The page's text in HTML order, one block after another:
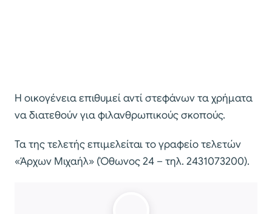
Η οικογένεια επιθυμεί αντί στεφάνων τα χρήματα
να διατεθούν για φιλανθρωπικούς σκοπούς.
Τα της τελετής επιμελείται το γραφείο τελετών
«Άρχων Μιχαήλ» (Όθωνος 24 – τηλ. 2431073200).